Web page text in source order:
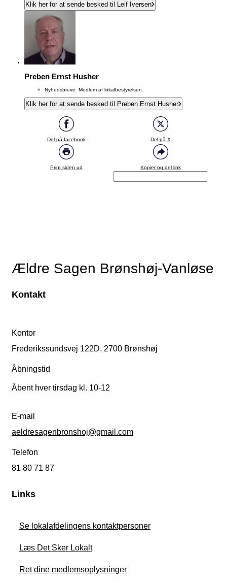
Klik her for at sende besked til Leif Iversen
Preben Ernst Husher
Nyhedsbreve. Medlem af lokalbestyrelsen.
Klik her for at sende besked til Preben Ernst Husher
Del på facebook Del på X
Print siden ud Kopier og del link
Ældre Sagen Brønshøj-Vanløse
Kontakt
Kontor
Frederikssundsvej 122D, 2700 Brønshøj
Åbningstid
Åbent hver tirsdag kl. 10-12
E-mail
aeldresagenbronshoj@gmail.com
Telefon
81 80 71 87
Links
Se lokalafdelingens kontaktpersoner
Læs Det Sker Lokalt
Ret dine medlemsoplysninger